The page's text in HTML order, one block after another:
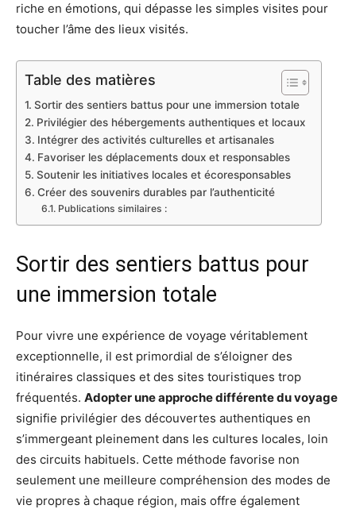
riche en émotions, qui dépasse les simples visites pour
toucher l’âme des lieux visités.
Table des matières
Sortir des sentiers battus pour une immersion totale
Privilégier des hébergements authentiques et locaux
Intégrer des activités culturelles et artisanales
Favoriser les déplacements doux et responsables
Soutenir les initiatives locales et écoresponsables
Créer des souvenirs durables par l’authenticité
Publications similaires :
Sortir des sentiers battus pour
une immersion totale
Pour vivre une expérience de voyage véritablement
exceptionnelle, il est primordial de s’éloigner des
itinéraires classiques et des sites touristiques trop
fréquentés. Adopter une approche différente du voyage
signifie privilégier des découvertes authentiques en
s’immergeant pleinement dans les cultures locales, loin
des circuits habituels. Cette méthode favorise non
seulement une meilleure compréhension des modes de
vie propres à chaque région, mais offre également